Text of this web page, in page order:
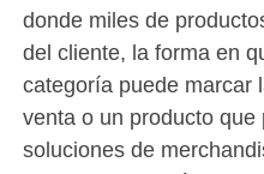
donde miles de
del cliente, la forma en
categoría puede marcar
venta o un producto
soluciones de